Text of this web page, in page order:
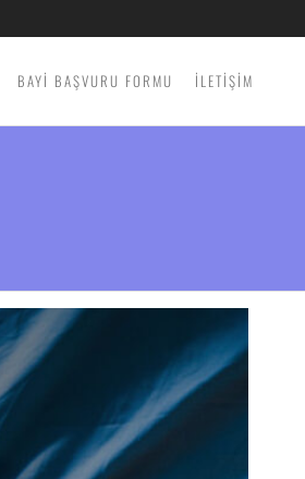
BAYİ BAŞVURU FORMU İLETİŞİM